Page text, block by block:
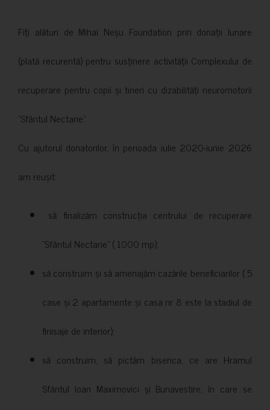
Fiți alături de Mihai Neșu Foundation prin donații lunare
(plată recurentă) pentru susținere activității Complexului de
recuperare pentru copii și tineri cu dizabilități neuromotorii
”Sfântul Nectarie”.
Cu ajutorul donatorilor, în perioada iulie 2020-iunie 2026
am reușit:
să finalizăm construcția centrului de recuperare
”Sfântul Nectarie” ( 1000 mp);
să construim și să amenajăm cazările beneficiarilor ( 5
case și 2 apartamente și casa nr 8 este la stadiul de
finisaje de interior);
să construim, să pictăm biserica, ce are Hramul
Sfântul Ioan Maximovici și Bunavestire, în care se